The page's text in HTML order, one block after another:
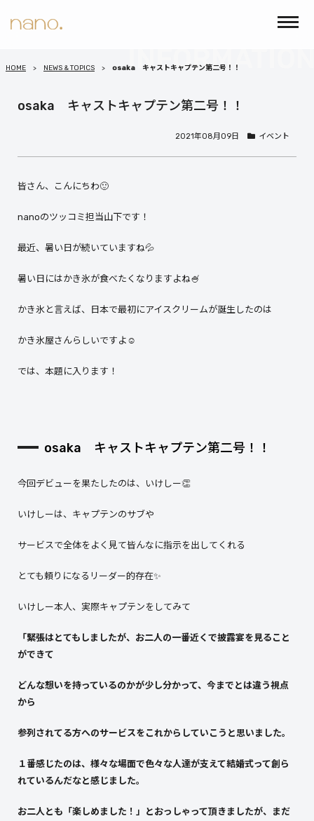
HOME NEWS & TOPICS osaka キャストキャプテン第二号！！
osaka キャストキャプテン第二号！！
2021年08月09日 イベント
皆さん、こんにちわ🙂
nanoのツッコミ担当山下です！
最近、暑い日が続いていますね💦
暑い日にはかき氷が食べたくなりますよね🍧
かき氷と言えば、日本で最初にアイスクリームが誕生したのは
かき氷屋さんらしいですよ☺️
では、本題に入ります！
osaka キャストキャプテン第二号！！
今回デビューを果たしたのは、いけしー👏
いけしーは、キャプテンのサブや
サービスで全体をよく見て皆んなに指示を出してくれる
とても頼りになるリーダー的存在✨
いけしー本人、実際キャプテンをしてみて
「緊張はとてもしましたが、お二人の一番近くで披露宴を見ること
ができて
どんな想いを持っているのかが少し分かって、今までとは違う視点
から
参列されてる方へのサービスをこれからしていこうと思いました。
１番感じたのは、様々な場面で色々な人達が支えて結婚式って創ら
れているんだなと感じました。
お二人とも「楽しめました！」とおっしゃって頂きましたが、まだ